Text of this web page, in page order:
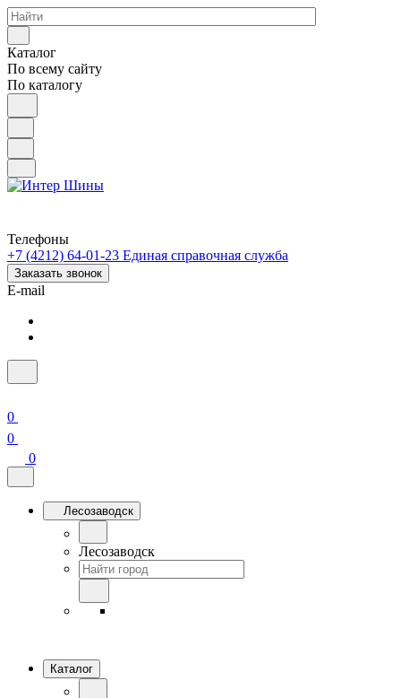
Каталог
По всему сайту
По каталогу
Телефоны
+7 (4212) 64-01-23 Единая справочная служба
Заказать звонок
E-mail
0
0
0
Лесозаводск
Лесозаводск
Каталог